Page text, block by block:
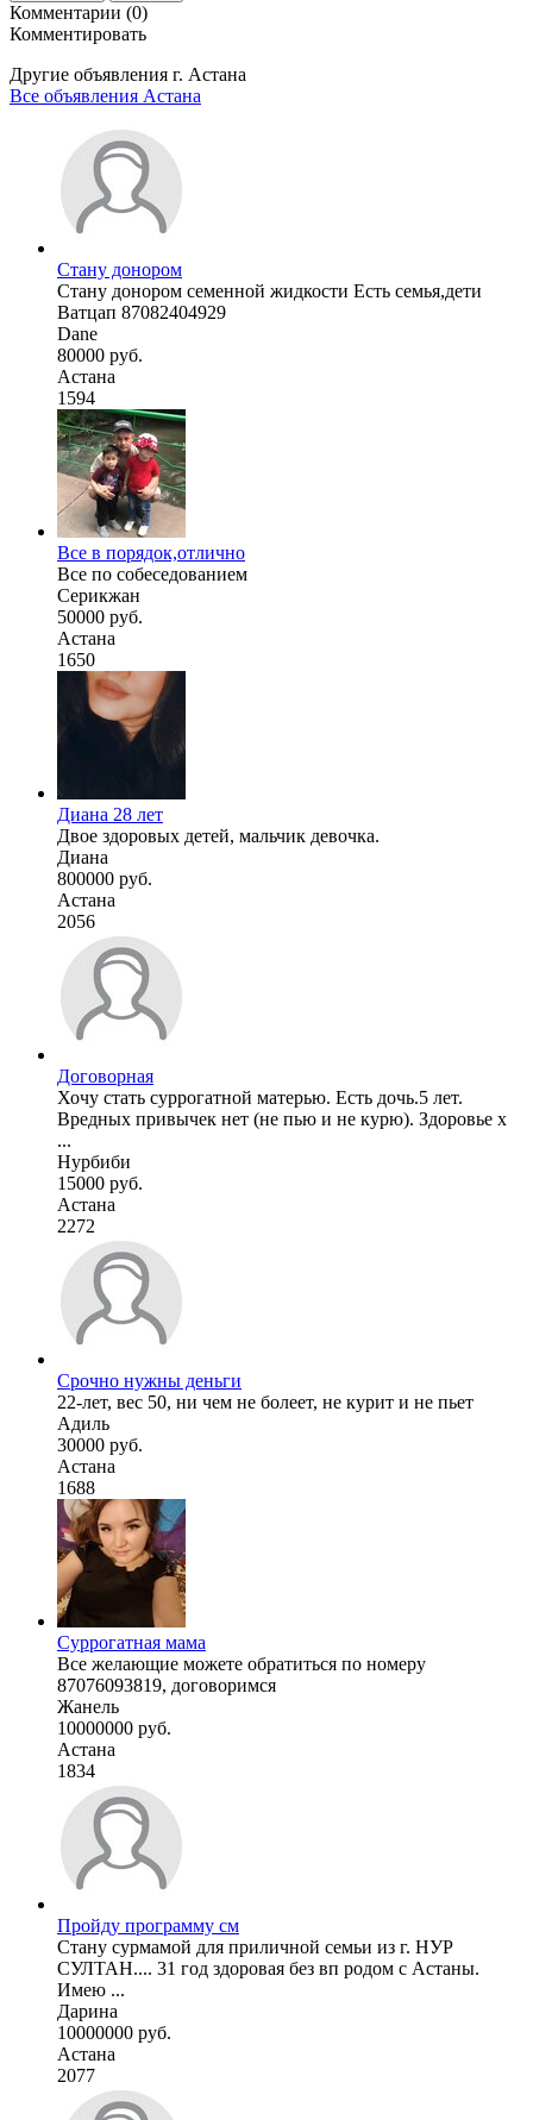
Комментарии (0)
Комментировать
Другие объявления г. Астана
Все объявления Астана
Стану донором
Стану донором семенной жидкости Есть семья,дети
Ватцап 87082404929
Dane
80000 руб.
Астана
1594
Все в порядок,отлично
Все по собеседованием
Серикжан
50000 руб.
Астана
1650
Диана 28 лет
Двое здоровых детей, мальчик девочка.
Диана
800000 руб.
Астана
2056
Договорная
Хочу стать суррогатной матерью. Есть дочь.5 лет.
Вредных привычек нет (не пью и не курю). Здоровье х
...
Нурбиби
15000 руб.
Астана
2272
Срочно нужны деньги
22-лет, вес 50, ни чем не болеет, не курит и не пьет
Адиль
30000 руб.
Астана
1688
Суррогатная мама
Все желающие можете обратиться по номеру
87076093819, договоримся
Жанель
10000000 руб.
Астана
1834
Пройду программу см
Стану сурмамой для приличной семьи из г. НУР
СУЛТАН.... 31 год здоровая без вп родом с Астаны.
Имею ...
Дарина
10000000 руб.
Астана
2077